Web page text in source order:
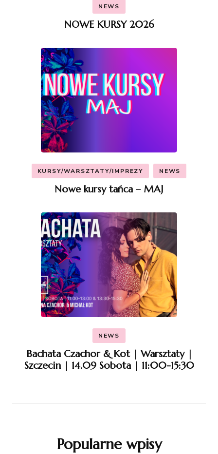
NEWS
NOWE KURSY 2026
KURSY/WARSZTATY/IMPREZY NEWS
Nowe kursy tańca – MAJ
NEWS
Bachata Czachor & Kot | Warsztaty |
Szczecin | 14.09 Sobota | 11:00-15:30
Popularne wpisy